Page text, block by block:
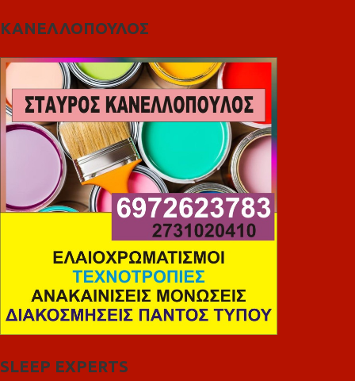
ΚΑΝΕΛΛΟΠΟΥΛΟΣ
SLEEP EXPERTS